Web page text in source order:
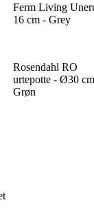
Ferm Living
16 cm - Grey
Rosendahl RO
urtepotte - Ø30
Grøn